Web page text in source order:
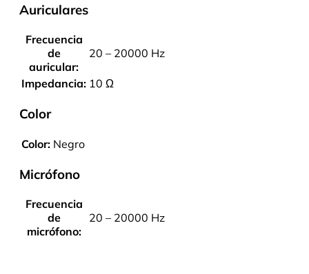
Auriculares
Frecuencia
de
auricular:
20 – 20000 Hz
Impedancia: 10 Ω
Color
Color: Negro
Micrófono
Frecuencia
de
micrófono:
20 – 20000 Hz